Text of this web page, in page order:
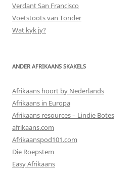
Verdant San Francisco
Voetstoots van Tonder
Wat kyk jy?
ANDER AFRIKAANS SKAKELS
Afrikaans hoort by Nederlands
Afrikaans in Europa
Afrikaans resources – Lindie Botes
afrikaans.com
Afrikaanspod101.com
Die Roepstem
Easy Afrikaans